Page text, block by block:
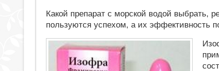
Какой препарат с морской водой выбрать,
пользуются успехом, а их эффективность